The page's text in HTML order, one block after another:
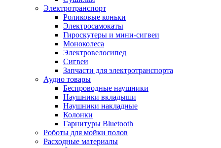
Электротранспорт
Роликовые коньки
Электросамокаты
Гироскутеры и мини-сигвеи
Моноколеса
Электровелосипед
Сигвеи
Запчасти для электротранспорта
Аудио товары
Беспроводные наушники
Наушники вкладыши
Наушники накладные
Колонки
Гарнитуры Bluetooth
Роботы для мойки полов
Расходные материалы